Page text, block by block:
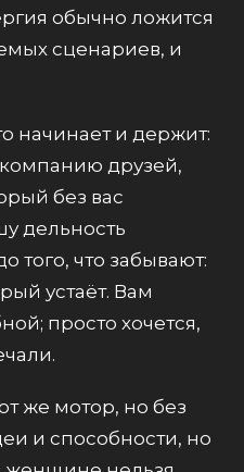
обычно ложится
сценариев, и
начинает и держит:
друзей,
без вас
дельность
того, что забывают:
устаёт. Вам
просто хочется,
же мотор, но без
и способности, но